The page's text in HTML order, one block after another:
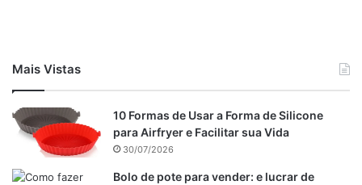
Mais Vistas
10 Formas de Usar a Forma de Silicone
para Airfryer e Facilitar sua Vida
30/07/2026
Bolo de pote para vender: e lucrar de